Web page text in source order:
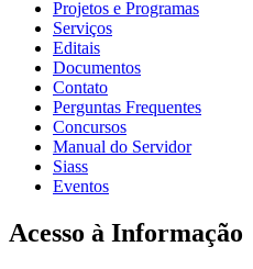
Projetos e Programas
Serviços
Editais
Documentos
Contato
Perguntas Frequentes
Concursos
Manual do Servidor
Siass
Eventos
Acesso à Informação